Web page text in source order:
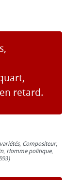
retard.
, Compositeur,
, Homme politique,